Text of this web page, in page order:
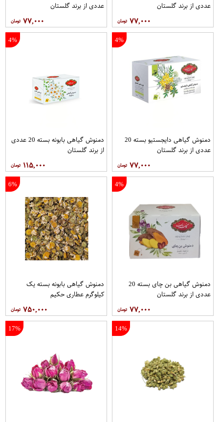
عددی از برند گلستان
۷۷,۰۰۰
عددی از برند گلستان
۷۷,۰۰۰
4%
دمنوش گیاهی دایجستیو بسته 20
عددی از برند گلستان
۷۷,۰۰۰
4%
دمنوش گیاهی بابونه بسته 20 عددی
از برند گلستان
۱۱۵,۰۰۰
4%
دمنوش گیاهی بن چای بسته 20
عددی از برند گلستان
۷۷,۰۰۰
6%
دمنوش گیاهی بابونه بسته یک
کیلوگرم عطاری حکیم
۷۵۰,۰۰۰
14%
17%